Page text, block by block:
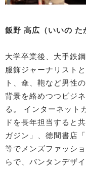
飯野 高広（いいの た
大学卒業後、大手鉄
服飾ジャーナリスト
ト、傘、鞄など男性
背景を絡めつつビジ
る。 インターネット
ドを長年担当すると
ガジン」、徳間書店
等でメンズファッシ
らで、バンタンデザ